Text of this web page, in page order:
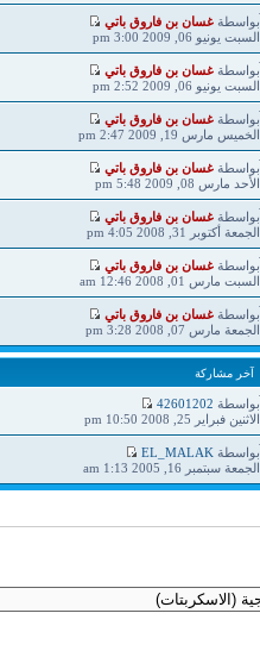
آخر
مشاركة
بواسطة غسان بن فاروق باتي
السبت يونيو 06, 2009 3:00 pm
آخر
مشاركة
بواسطة غسان بن فاروق باتي
السبت يونيو 06, 2009 2:52 pm
آخر
مشاركة
بواسطة غسان بن فاروق باتي
الخميس مارس 19, 2009 2:47 pm
آخر
مشاركة
بواسطة غسان بن فاروق باتي
الأحد مارس 08, 2009 5:48 pm
آخر
مشاركة
بواسطة غسان بن فاروق باتي
الجمعة أكتوبر 31, 2008 4:05 pm
آخر
مشاركة
بواسطة غسان بن فاروق باتي
السبت مارس 01, 2008 12:46 am
آخر
مشاركة
بواسطة غسان بن فاروق باتي
الجمعة مارس 07, 2008 3:28 pm
آخر مشاركة
آخر
مشاركة
بواسطة 42601202
الاثنين فبراير 25, 2008 10:50 pm
آخر
مشاركة
بواسطة EL_MALAK
الجمعة سبتمبر 16, 2005 1:13 am